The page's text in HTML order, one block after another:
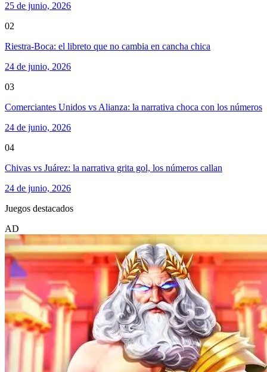
25 de junio, 2026
02
Riestra-Boca: el libreto que no cambia en cancha chica
24 de junio, 2026
03
Comerciantes Unidos vs Alianza: la narrativa choca con los números
24 de junio, 2026
04
Chivas vs Juárez: la narrativa grita gol, los números callan
24 de junio, 2026
Juegos destacados
AD